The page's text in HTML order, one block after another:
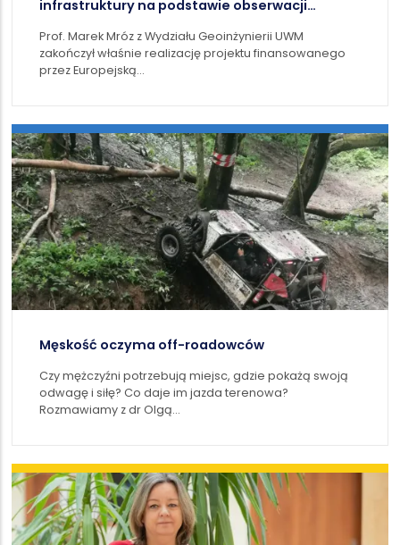
infrastruktury na podstawie obserwacji
Prof. Marek Mróz z Wydziału Geoinżynierii UWM
zakończył właśnie realizację projektu finansowanego
przez Europejską…
Męskość oczyma off-roadowców
Czy mężczyźni potrzebują miejsc, gdzie pokażą swoją
odwagę i siłę? Co daje im jazda terenowa?
Rozmawiamy z dr Olgą…